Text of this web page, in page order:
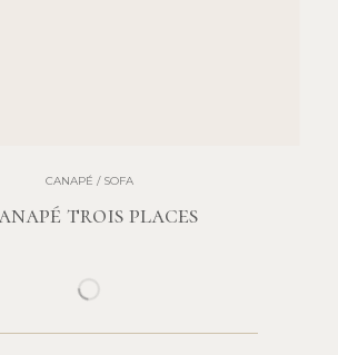
CANAPÉ / SOFA
trois places
CHARGER PLUS